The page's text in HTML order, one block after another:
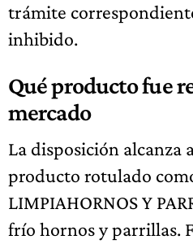
trámite
inhibido.
Qué producto fue
mercado
La disposición alcanza
producto rotulado
LIMPIAHORNOS Y
frío hornos y parrillas.